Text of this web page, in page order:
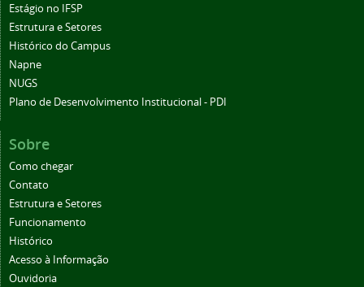
Estágio no IFSP
Estrutura e Setores
Histórico do Campus
Napne
NUGS
Plano de Desenvolvimento Institucional - PDI
Sobre
Como chegar
Contato
Estrutura e Setores
Funcionamento
Histórico
Acesso à Informação
Ouvidoria